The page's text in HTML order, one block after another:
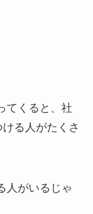
くると、社
る人がたくさ
人がいるじゃ